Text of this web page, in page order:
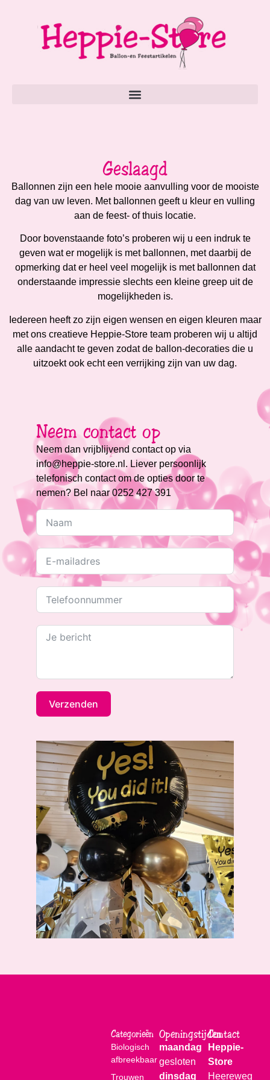
Geslaagd
Ballonnen zijn een hele mooie aanvulling voor de mooiste
dag van uw leven. Met ballonnen geeft u kleur en vulling
aan de feest- of thuis locatie.
Door bovenstaande foto’s proberen wij u een indruk te
geven wat er mogelijk is met ballonnen, met daarbij de
opmerking dat er heel veel mogelijk is met ballonnen dat
onderstaande impressie slechts een kleine greep uit de
mogelijkheden is.
Iedereen heeft zo zijn eigen wensen en eigen kleuren maar
met ons creatieve Heppie-Store team proberen wij u altijd
alle aandacht te geven zodat de ballon-decoraties die u
uitzoekt ook echt een verrijking zijn van uw dag.
Neem contact op
Neem dan vrijblijvend contact op via
info@heppie-store.nl. Liever persoonlijk
telefonisch contact om de opties door te
nemen? Bel naar 0252 427 391
Verzenden
Contact
Heppie-
Store
Heereweg
Openingstijden
maandag
gesloten
dinsdag
Categorieën
Biologisch
afbreekbaar
Trouwen